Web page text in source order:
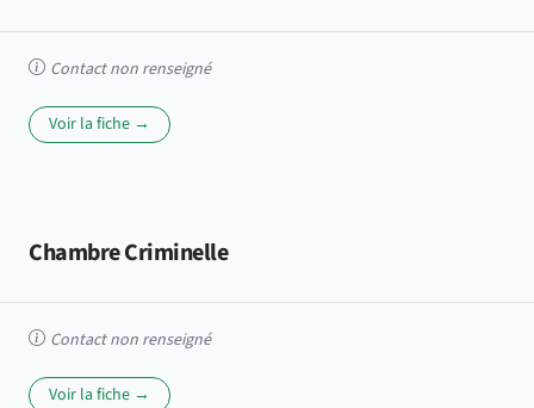
Contact non renseigné
Voir la fiche →
Chambre Criminelle
Contact non renseigné
Voir la fiche →